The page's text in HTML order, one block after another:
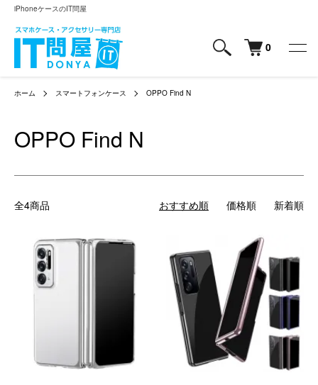
iPhoneケースのIT問屋
0
ホーム スマートフォンケース OPPO Find N
OPPO Find N
全4商品 おすすめ順 価格順 新着順